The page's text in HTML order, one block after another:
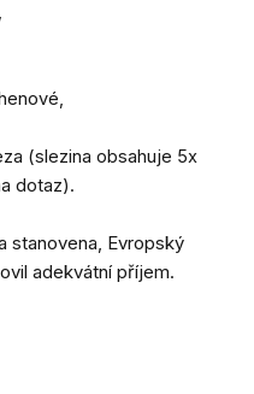
(slezina obsahuje 5x
dotaz).
stanovena, Evropský
adekvátní příjem.